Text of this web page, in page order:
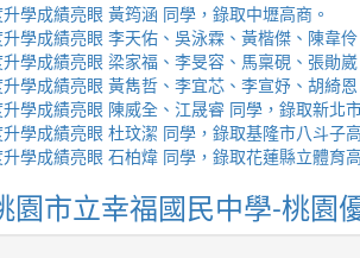
學成績亮眼 黃筠涵 同學，錄取中壢高商。
學成績亮眼 李天佑、吳泳霖、黃楷傑、陳韋
學成績亮眼 梁家福、李旻容、馬稟硯、張勛
學成績亮眼 黃雋哲、李宜芯、李宣妤、胡綺
學成績亮眼 陳威全、江晟睿 同學，錄取新北
學成績亮眼 杜玟潔 同學，錄取基隆市八斗子
學成績亮眼 石柏煒 同學，錄取花蓮縣立體育
園市立幸福國民中學-桃園